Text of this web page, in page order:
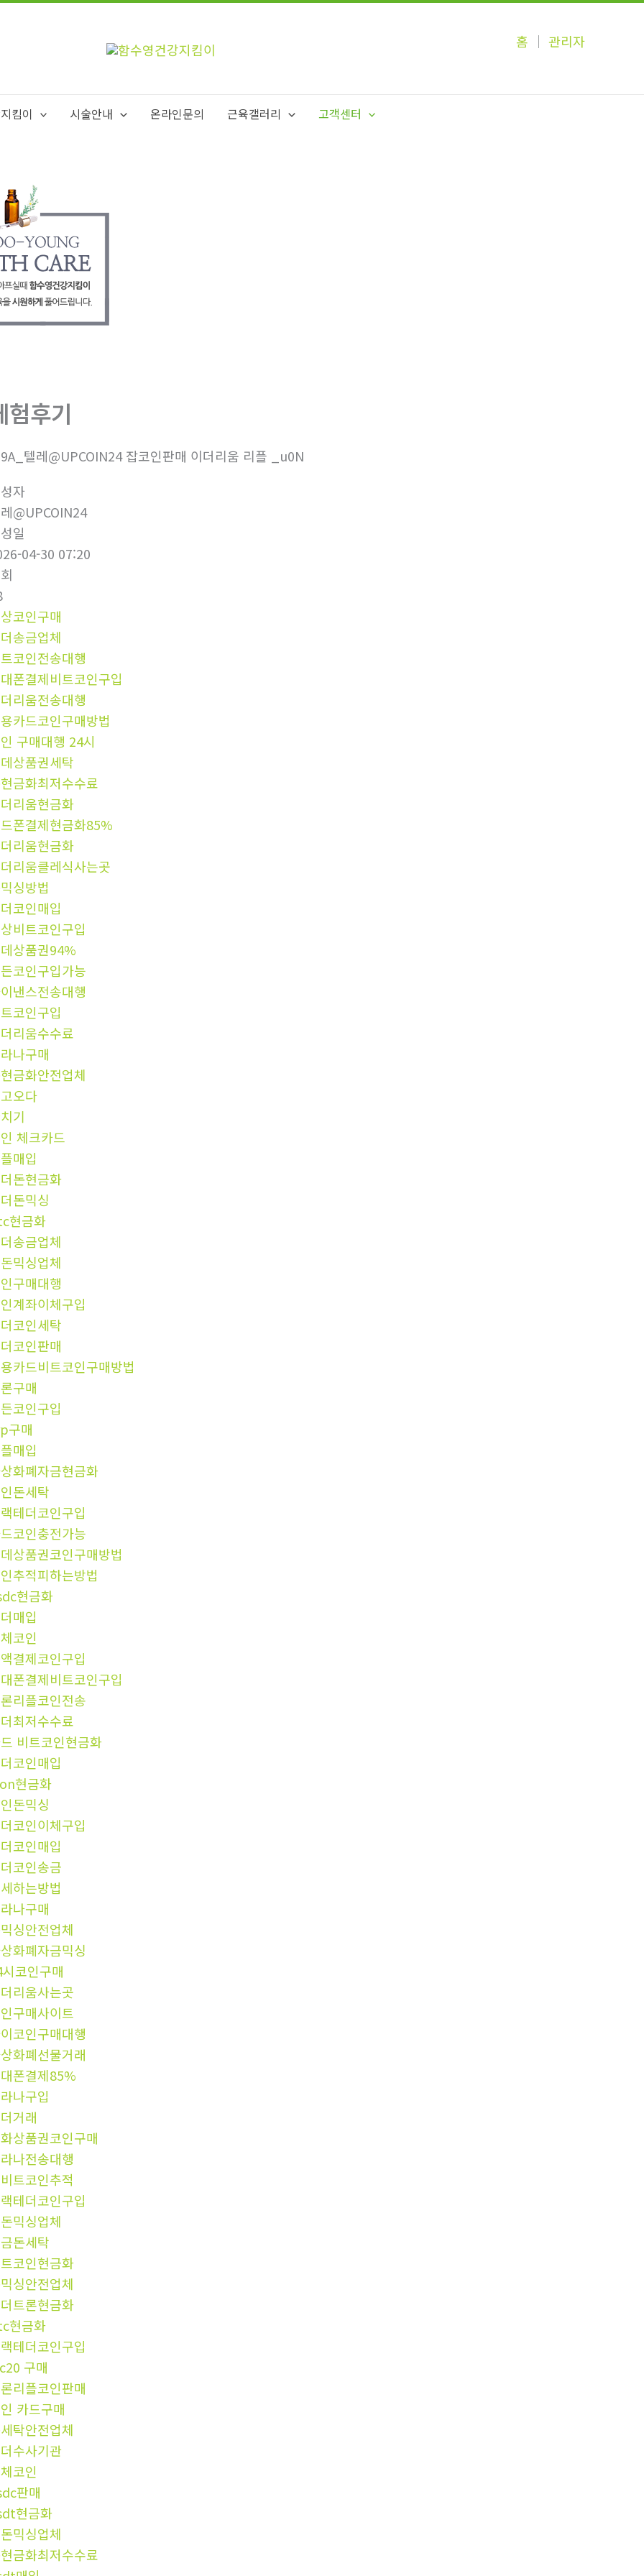
홈 │ 관리자
킴이 시술안내 온라인문의 근육갤러리 고객센터
험후기
텔레@UPCOIN24 잡코인판매 이더리움 리플 _u0N
자
@UPCOIN24
일
04-30 07:20
코인구매
송금업체
코인전송대행
폰결제비트코인구입
리움전송대행
카드코인구매방법
구매대행 24시
상품권세탁
금화최저수수료
리움현금화
폰결제현금화85%
리움현금화
리움클레식사는곳
싱방법
코인매입
비트코인구입
상품권94%
코인구입가능
낸스전송대행
코인구입
리움수수료
나구매
금화안전업체
오다
기
체크카드
매입
돈현금화
돈믹싱
현금화
송금업체
믹싱업체
구매대행
계좌이체구입
코인세탁
코인판매
카드비트코인구매방법
구매
코인구입
구매
매입
화폐자금현금화
돈세탁
테더코인구입
코인충전가능
상품권코인구매방법
추적피하는방법
현금화
매입
코인
결제코인구입
폰결제비트코인구입
리플코인전송
최저수수료
비트코인현금화
코인매입
현금화
돈믹싱
코인이체구입
코인매입
코인송금
하는방법
나구매
싱안전업체
화폐자금믹싱
코인구매
리움사는곳
구매사이트
코인구매대행
화폐선물거래
폰결제85%
나구입
거래
상품권코인구매
나전송대행
트코인추적
테더코인구입
믹싱업체
돈세탁
코인현금화
싱안전업체
트론현금화
현금화
테더코인구입
구매
리플코인판매
카드구매
탁안전업체
수사기관
코인
판매
현금화
믹싱업체
금화최저수수료